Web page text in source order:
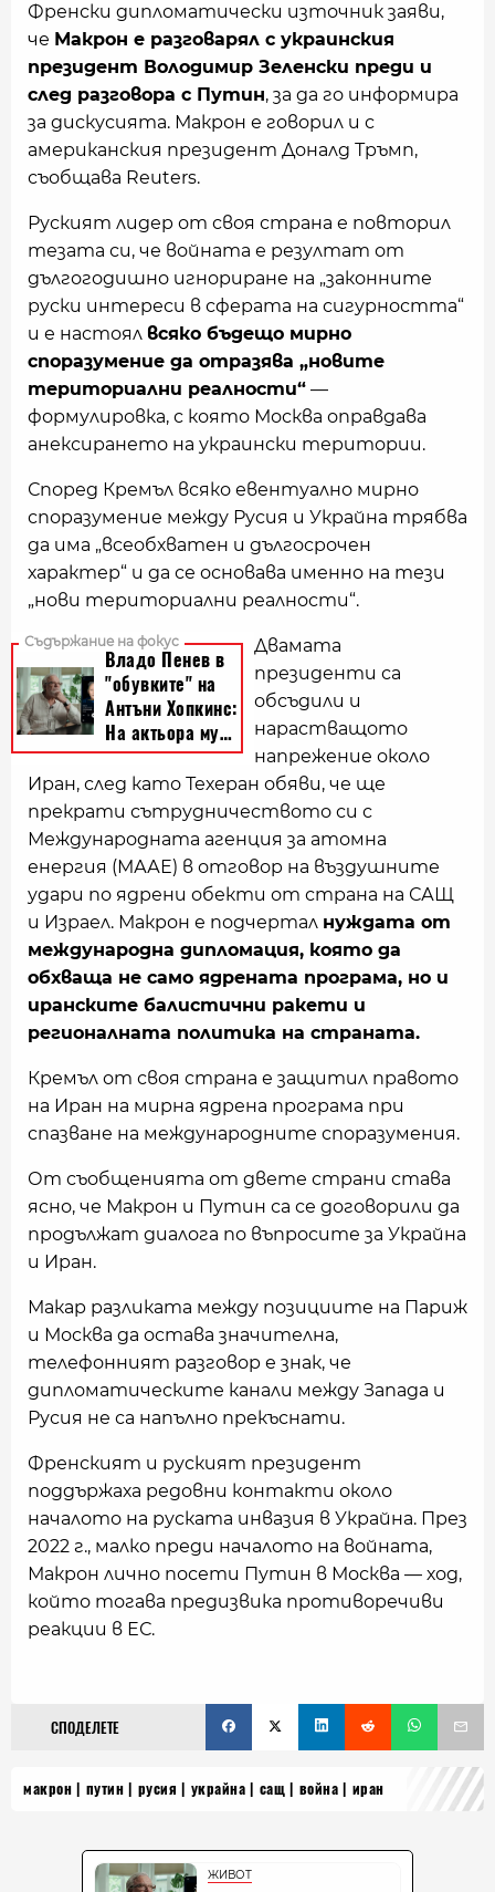
Френски дипломатически източник заяви,
че Макрон е разговарял с украинския
президент Володимир Зеленски преди и
след разговора с Путин, за да го информира
за дискусията. Макрон е говорил и с
американския президент Доналд Тръмп,
съобщава Reuters.
Руският лидер от своя страна е повторил
тезата си, че войната е резултат от
дългогодишно игнориране на „законните
руски интереси в сферата на сигурността“
и е настоял всяко бъдещо мирно
споразумение да отразява „новите
териториални реалности“ —
формулировка, с която Москва оправдава
анексирането на украински територии.
Според Кремъл всяко евентуално мирно
споразумение между Русия и Украйна трябва
да има „всеобхватен и дългосрочен
характер“ и да се основава именно на тези
„нови териториални реалности“.
Двамата
президенти са
обсъдили и
нарастващото
напрежение около
Иран, след като Техеран обяви, че ще
прекрати сътрудничеството си с
Международната агенция за атомна
енергия (МААЕ) в отговор на въздушните
удари по ядрени обекти от страна на САЩ
и Израел. Макрон е подчертал нуждата от
международна дипломация, която да
обхваща не само ядрената програма, но и
иранските балистични ракети и
регионалната политика на страната.
Кремъл от своя страна е защитил правото
на Иран на мирна ядрена програма при
спазване на международните споразумения.
От съобщенията от двете страни става
ясно, че Макрон и Путин са се договорили да
продължат диалога по въпросите за Украйна
и Иран.
Макар разликата между позициите на Париж
и Москва да остава значителна,
телефонният разговор е знак, че
дипломатическите канали между Запада и
Русия не са напълно прекъснати.
Френският и руският президент
поддържаха редовни контакти около
началото на руската инвазия в Украйна. През
2022 г., малко преди началото на войната,
Макрон лично посети Путин в Москва — ход,
който тогава предизвика противоречиви
реакции в ЕС.
СПОДЕЛЕТЕ
макрон путин русия украйна сащ война иран